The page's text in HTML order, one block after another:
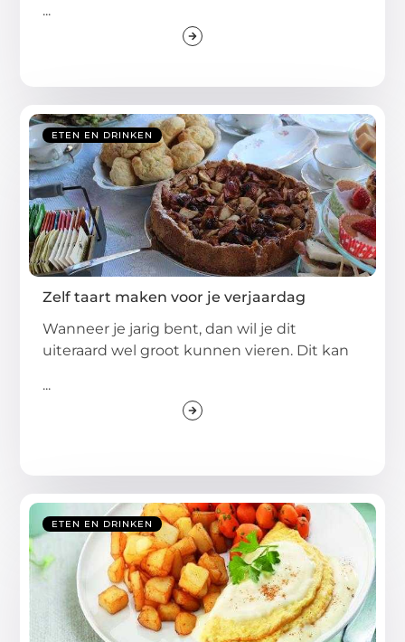
...
ETEN EN DRINKEN
Zelf taart maken voor je verjaardag
Wanneer je jarig bent, dan wil je dit
uiteraard wel groot kunnen vieren. Dit kan
...
ETEN EN DRINKEN